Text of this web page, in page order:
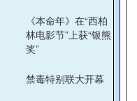
《本命年》在“西柏
林电影节”上获“银熊
奖”
禁毒特别联大开幕